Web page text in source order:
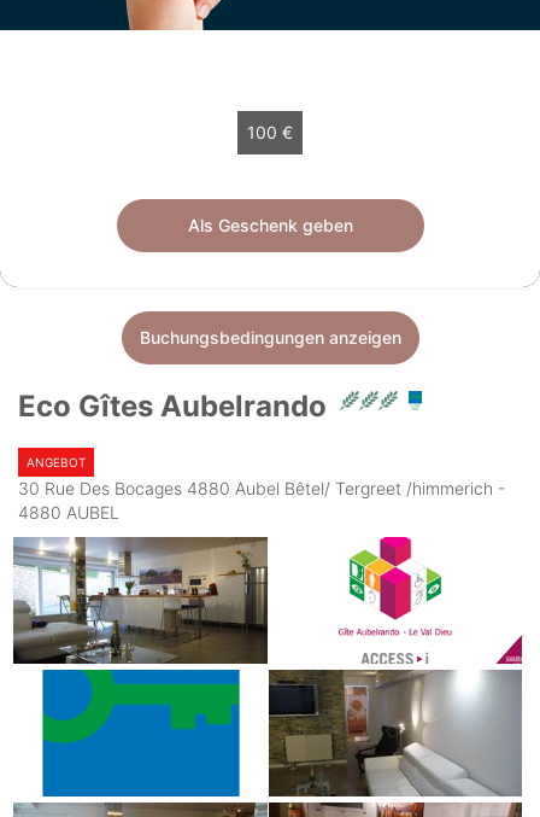
100 €
Als Geschenk geben
Buchungsbedingungen anzeigen
Eco Gîtes Aubelrando
ANGEBOT
30 Rue Des Bocages 4880 Aubel Bêtel/ Tergreet /himmerich -
4880 AUBEL